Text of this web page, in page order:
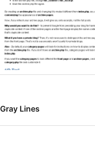
Gray Lines